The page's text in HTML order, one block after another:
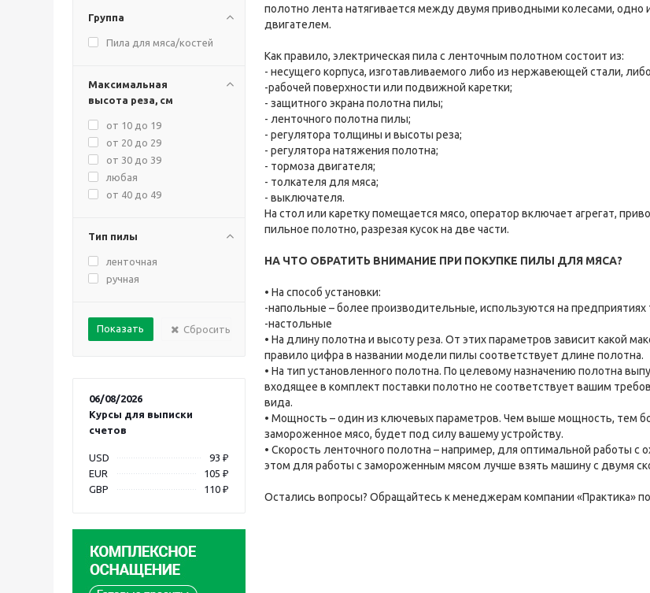
Группа
Пила для мяса/костей
Максимальная
высота реза, см
от 10 до 19
от 20 до 29
от 30 до 39
любая
от 40 до 49
Тип пилы
ленточная
ручная
Сбросить
06/08/2026
Курсы для выписки
счетов
USD
93 ₽
EUR
105 ₽
GBP
110 ₽
полотно лента натягивается между двумя приводными колесами, одно
двигателем.
Как правило, электрическая пила с ленточным полотном состоит из:
- несущего корпуса, изготавливаемого либо из нержавеющей стали,
-рабочей поверхности или подвижной каретки;
- защитного экрана полотна пилы;
- ленточного полотна пилы;
- регулятора толщины и высоты реза;
- регулятора натяжения полотна;
- тормоза двигателя;
- толкателя для мяса;
- выключателя.
На стол или каретку помещается мясо, оператор включает агрегат,
пильное полотно, разрезая кусок на две части.
НА ЧТО ОБРАТИТЬ ВНИМАНИЕ ПРИ ПОКУПКЕ ПИЛЫ ДЛЯ МЯСА?
• На способ установки:
-напольные – более производительные, используются на предприятиях
-настольные
• На длину полотна и высоту реза. От этих параметров зависит какой
правило цифра в названии модели пилы соответствует длине полотна.
• На тип установленного полотна. По целевому назначению полотна
входящее в комплект поставки полотно не соответствует вашим
вида.
• Мощность – один из ключевых параметров. Чем выше мощность, тем
замороженное мясо, будет под силу вашему устройству.
• Скорость ленточного полотна – например, для оптимальной работы
этом для работы с замороженным мясом лучше взять машину с двумя
Остались вопросы? Обращайтесь к менеджерам компании «Практика»